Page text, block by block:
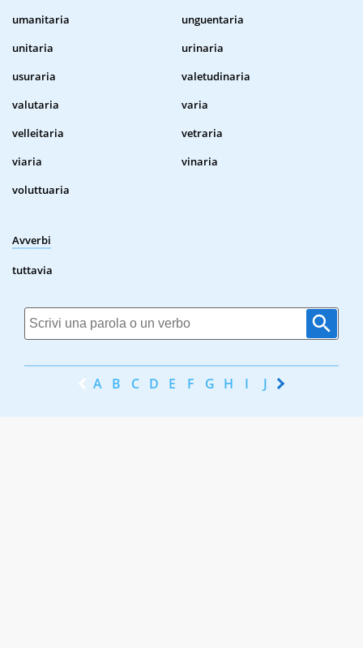
umanitaria
unguentaria
unitaria
urinaria
usuraria
valetudinaria
valutaria
varia
velleitaria
vetraria
viaria
vinaria
voluttuaria
Avverbi
tuttavia
A B C D E F G H I J K